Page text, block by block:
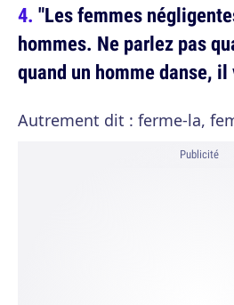
"Les femmes
hommes. Ne parlez pas
quand un homme danse,
Autrement dit : ferme-la,
Publicité